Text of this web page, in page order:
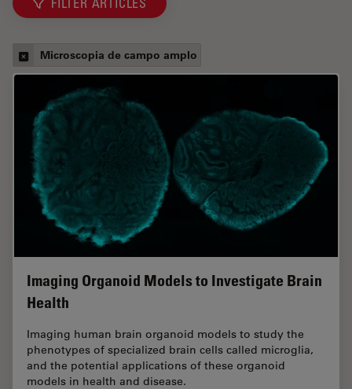
FILTER ARTICLES
Microscopia de campo amplo
Imaging Organoid Models to Investigate Brain
Health
Imaging human brain organoid models to study the
phenotypes of specialized brain cells called microglia,
and the potential applications of these organoid
models in health and disease.